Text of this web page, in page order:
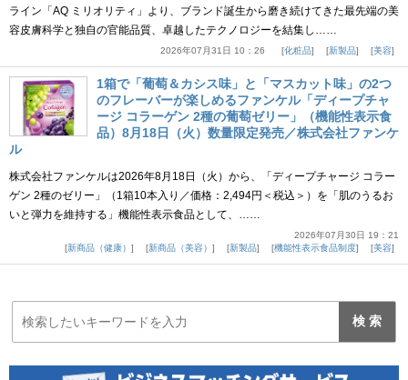
ライン「AQ ミリオリティ」より、ブランド誕生から磨き続けてきた最先端の美
容皮膚科学と独自の官能品質、卓越したテクノロジーを結集し……
2026年07月31日 10：26 化粧品 新製品 美容
1箱で「葡萄＆カシス味」と「マスカット味」の2つ
のフレーバーが楽しめるファンケル「ディープチャ
ージ コラーゲン 2種の葡萄ゼリー」（機能性表示食
品）8月18日（火）数量限定発売／株式会社ファンケ
ル
株式会社ファンケルは2026年8月18日（火）から、「ディープチャージ コラー
ゲン 2種のゼリー」（1箱10本入り／価格：2,494円＜税込＞）を「肌のうるお
いと弾力を維持する」機能性表示食品として、……
2026年07月30日 19：21
新商品（健康）
新商品（美容） 新製品 機能性表示食品制度 美容